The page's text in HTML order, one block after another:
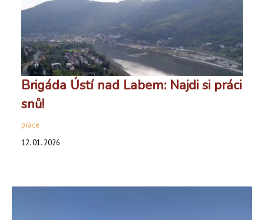
Brigáda Ústí nad Labem: Najdi si práci
snů!
práce
12. 01. 2026